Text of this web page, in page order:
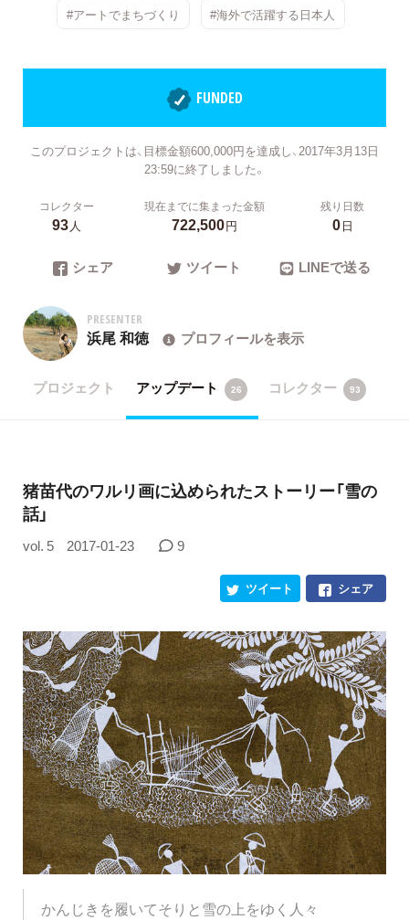
#アートでまちづくり #海外で活躍する日本人
FUNDED
このプロジェクトは、目標金額600,000円を達成し、2017年3月13日
23:59に終了しました。
コレクター
93人
現在までに集まった金額
722,500円
残り日数
0日
シェア ツイート LINEで送る
PRESENTER
浜尾 和徳 プロフィールを表示
プロジェクト アップデート 26 コレクター 93
猪苗代のワルリ画に込められたストーリー「雪の
話」
vol. 5 2017-01-23 9
シェア
ツイート
かんじきを履いてそりと雪の上をゆく人々